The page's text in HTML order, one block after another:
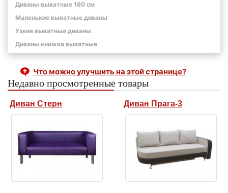
Диваны выкатные 160 см
Маленькие выкатные диваны
Узкие выкатные диваны
Диваны книжки выкатные
Что можно улучшить на этой странице?
Недавно просмотренные товары
Диван Стерн Диван Прага-3